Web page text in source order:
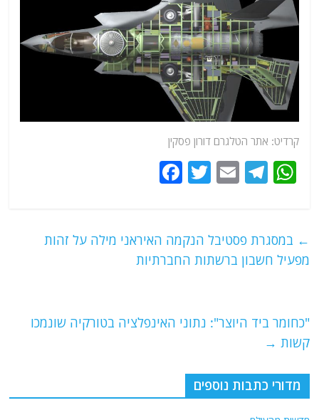
קרדיט: אתר הטלגרם דורון פסקין
W
s
A
T
g
ra
E
l
T
er
e
b
k
← במסגרת פסטיבל הנקמה האיראני מילה על זהות
מפעיל חשבון ברשתות החברתיות
"כחומר ביד היוצר": נתוני האינפלציה בטורקיה שונמכו
קשות →
מדורי כתבות נוספים